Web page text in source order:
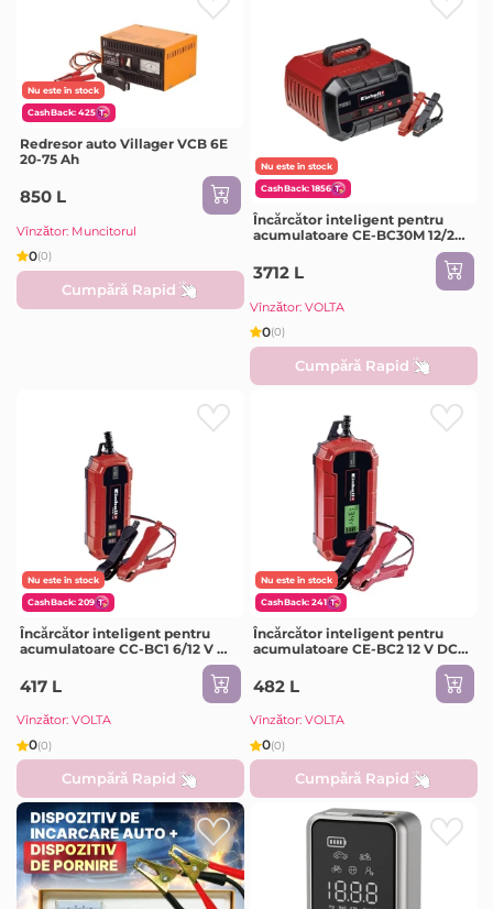
Nu este în stock
CashBack: 425
Redresor auto Villager VCB 6E
20-75 Ah
850 L
Vînzător: Muncitorul
0(0)
Cumpără Rapid
Nu este în stock
CashBack: 1856
Încărcător inteligent pentru
acumulatoare CE-BC30M 12/24
3712 L
Vînzător: VOLTA
0(0)
Cumpără Rapid
Nu este în stock
CashBack: 209
Încărcător inteligent pentru
acumulatoare CC-BC1 6/12 V DC
417 L
Vînzător: VOLTA
0(0)
Cumpără Rapid
Nu este în stock
CashBack: 241
Încărcător inteligent pentru
acumulatoare CE-BC2 12 V DC
482 L
Vînzător: VOLTA
0(0)
Cumpără Rapid